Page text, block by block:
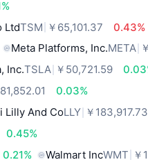
LtdTSM ￥65,101.37
0.43%
Meta Platforms, Inc.META
Inc.TSLA ￥50,721.59
0.03%
Lilly And CoLLY ￥183,917.73
0.45%
0.21% Walmart IncWMT ￥